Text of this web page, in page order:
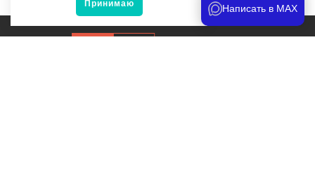
Продвижение сайта
Принимаю Написать в MAX